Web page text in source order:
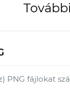
PNG fájlokat